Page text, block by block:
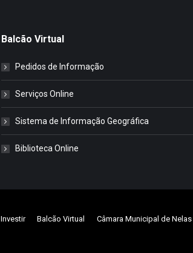
Balcão Virtual
Pedidos de Informação
Serviços Online
Sistema de Informação Geográfica
Biblioteca Online
Investir Balcão Virtual Câmara Municipal de Nelas